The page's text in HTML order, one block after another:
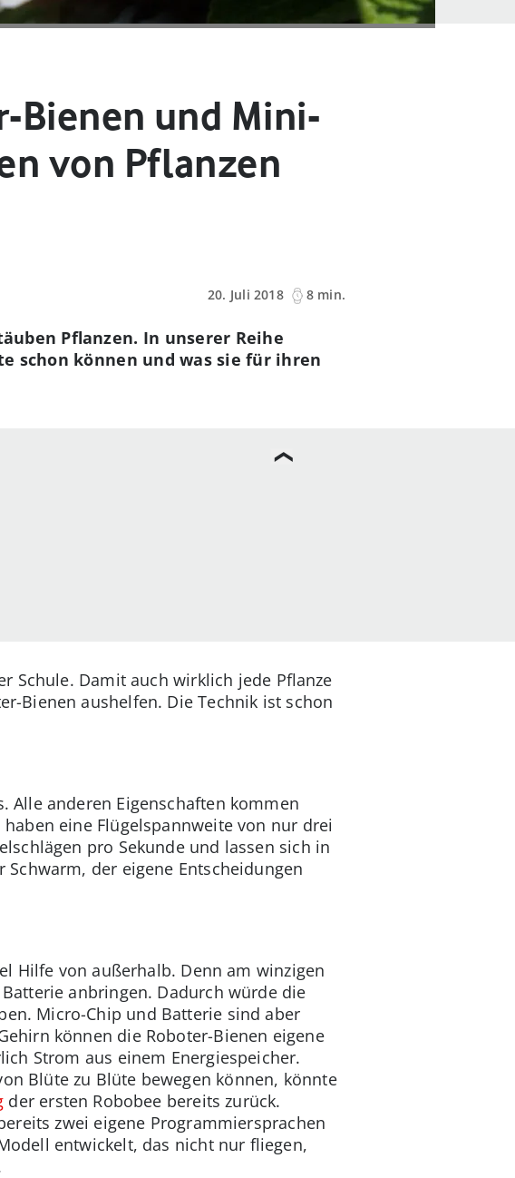
Bienen und Mini-
von Pflanzen
20. Juli 2018
8 min.
Pflanzen. In unserer Reihe
schon können und was sie für ihren
Schule. Damit auch wirklich jede Pflanze
Bienen aushelfen. Die Technik ist schon
Alle anderen Eigenschaften kommen
eine Flügelspannweite von nur drei
pro Sekunde und lassen sich in
der eigene Entscheidungen
Hilfe von außerhalb. Denn am winzigen
anbringen. Dadurch würde die
Micro-Chip und Batterie sind aber
können die Roboter-Bienen eigene
Strom aus einem Energiespeicher.
Blüte zu Blüte bewegen können, könnte
der ersten Robobee bereits zurück.
zwei eigene Programmiersprachen
entwickelt, das nicht nur fliegen,